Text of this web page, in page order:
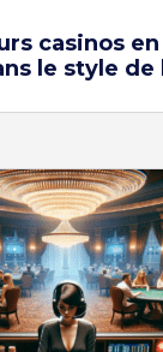
casinos
le style de